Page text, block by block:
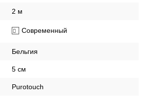
2 м
Современный
Бельгия
5 см
Purotouch